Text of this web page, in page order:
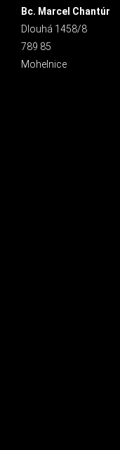
Bc. Marcel Chantúr
Dlouhá 1458/8
789 85
Mohelnice